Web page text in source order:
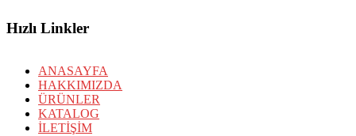
Hızlı Linkler
ANASAYFA
HAKKIMIZDA
ÜRÜNLER
KATALOG
İLETİŞİM